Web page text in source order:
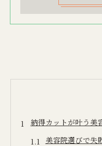
納得カットが叶う美
美容院選びで失